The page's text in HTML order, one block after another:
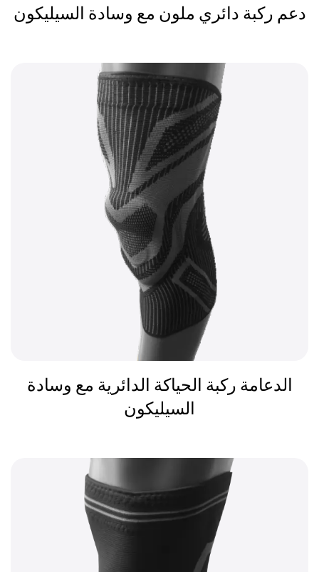
دعم ركبة دائري ملون مع وسادة السيليكون
الدعامة ركبة الحياكة الدائرية مع وسادة
السيليكون